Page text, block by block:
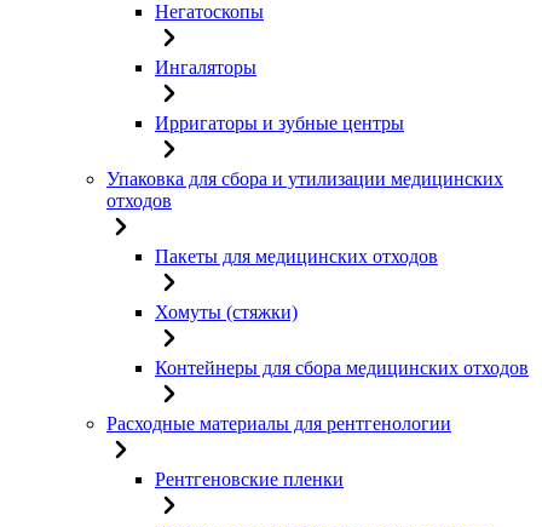
Негатоскопы
Ингаляторы
Ирригаторы и зубные центры
Упаковка для сбора и утилизации медицинских
отходов
Пакеты для медицинских отходов
Хомуты (стяжки)
Контейнеры для сбора медицинских отходов
Расходные материалы для рентгенологии
Рентгеновские пленки